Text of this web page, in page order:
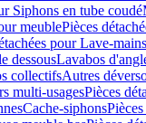
Siphons en tube coudé
meublePièces
pour Lave-
dessousLavabos
collectifsAutres
multi-usagesPièces
Cache-siphons